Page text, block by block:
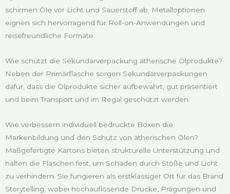
schirmen Öle vor Licht und Sauerstoff ab. Metalloptionen
eignen sich hervorragend für Roll-on-Anwendungen und
reisefreundliche Formate.
Wie schützt die Sekundärverpackung ätherische Ölprodukte?
Neben der Primärflasche sorgen Sekundärverpackungen
dafür, dass die Ölprodukte sicher aufbewahrt, gut präsentiert
und beim Transport und im Regal geschützt werden.
Wie verbessern individuell bedruckte Boxen die
Markenbildung und den Schutz von ätherischen Ölen?
Maßgefertigte Kartons bieten strukturelle Unterstützung und
halten die Flaschen fest, um Schäden durch Stöße und Licht
zu verhindern. Sie fungieren als erstklassiger Ort für das Brand
Storytelling, wobei hochauflösende Drucke, Prägungen und